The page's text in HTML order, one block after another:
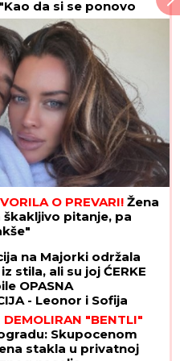
SELIDBU! PRETNJE,
USLOVI za povratak u
"ELITE"Anastasijin
porodicu, pa
MAR! Tenzije eskalirale
pa usledio OBRT
BRANI VOZAČ
JE POKOSIO PUTARE
putu, pa završio kod